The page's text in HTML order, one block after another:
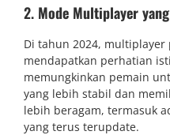
2. Mode Multiplayer
Di tahun 2024, multiplayer
mendapatkan perhatian
memungkinkan pemain
yang lebih stabil dan
lebih beragam, termasuk
yang terus terupdate.